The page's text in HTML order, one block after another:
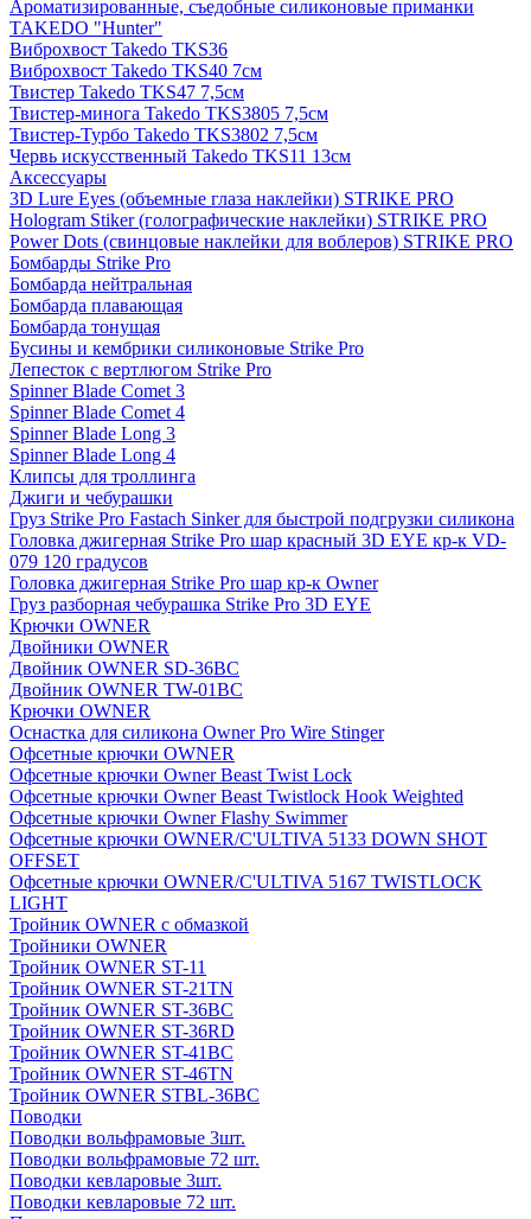
Ароматизированные, съедобные силиконовые приманки
TAKEDO "Hunter"
Виброхвост Takedo TKS36
Виброхвост Takedo TKS40 7см
Твистер Takedo TKS47 7,5см
Твистер-минога Takedo TKS3805 7,5см
Твистер-Турбо Takedo TKS3802 7,5см
Червь искусственный Takedo TKS11 13см
Аксессуары
3D Lure Eyes (объемные глаза наклейки) STRIKE PRO
Hologram Stiker (голографические наклейки) STRIKE PRO
Power Dots (свинцовые наклейки для воблеров) STRIKE PRO
Бомбарды Strike Pro
Бомбарда нейтральная
Бомбарда плавающая
Бомбарда тонущая
Бусины и кембрики силиконовые Strike Pro
Лепесток с вертлюгом Strike Pro
Spinner Blade Comet 3
Spinner Blade Comet 4
Spinner Blade Long 3
Spinner Blade Long 4
Клипсы для троллинга
Джиги и чебурашки
Груз Strike Pro Fastach Sinker для быстрой подгрузки силикона
Головка джигерная Strike Pro шар красный 3D EYE кр-к VD-
079 120 градусов
Головка джигерная Strike Pro шар кр-к Owner
Груз разборная чебурашка Strike Pro 3D EYE
Крючки OWNER
Двойники OWNER
Двойник OWNER SD-36BC
Двойник OWNER TW-01BC
Крючки OWNER
Оснастка для силикона Owner Pro Wire Stinger
Офсетные крючки OWNER
Офсетные крючки Owner Beast Twist Lock
Офсетные крючки Owner Beast Twistlock Hook Weighted
Офсетные крючки Owner Flashy Swimmer
Офсетные крючки OWNER/C'ULTIVA 5133 DOWN SHOT
OFFSET
Офсетные крючки OWNER/C'ULTIVA 5167 TWISTLOCK
LIGHT
Тройник OWNER с обмазкой
Тройники OWNER
Тройник OWNER ST-11
Тройник OWNER ST-21TN
Тройник OWNER ST-36BC
Тройник OWNER ST-36RD
Тройник OWNER ST-41BC
Тройник OWNER ST-46TN
Тройник OWNER STBL-36BC
Поводки
Поводки вольфрамовые 3шт.
Поводки вольфрамовые 72 шт.
Поводки кевларовые 3шт.
Поводки кевларовые 72 шт.